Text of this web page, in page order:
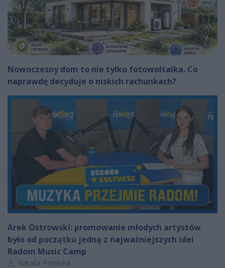
Nowoczesny dom to nie tylko fotowoltaika. Co
naprawdę decyduje o niskich rachunkach?
Arek Ostrowski: promowanie młodych artystów
było od początku jedną z najważniejszych idei
Radom Music Camp
Autor artykułu:
Natalia Pętelska